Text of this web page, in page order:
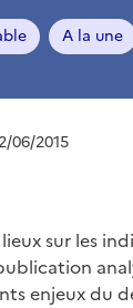
A la une
06/2015
sur les
enjeux du